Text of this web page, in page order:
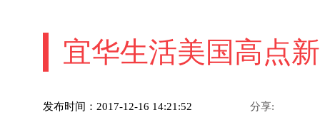
宜华生活美国高点
发布时间：2017-12-16 14:21:52 分享: